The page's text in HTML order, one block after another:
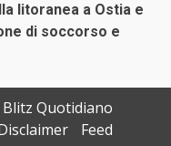
litoranea a Ostia e
di soccorso e
Blitz Quotidiano
Feed